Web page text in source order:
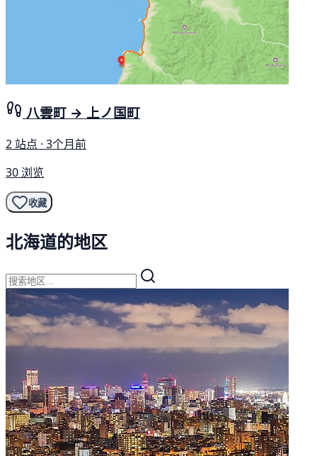
八雲町 → 上ノ国町
2 站点 · 3个月前
30 浏览
收藏
北海道的地区